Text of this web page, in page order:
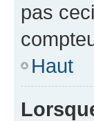
pas
Haut